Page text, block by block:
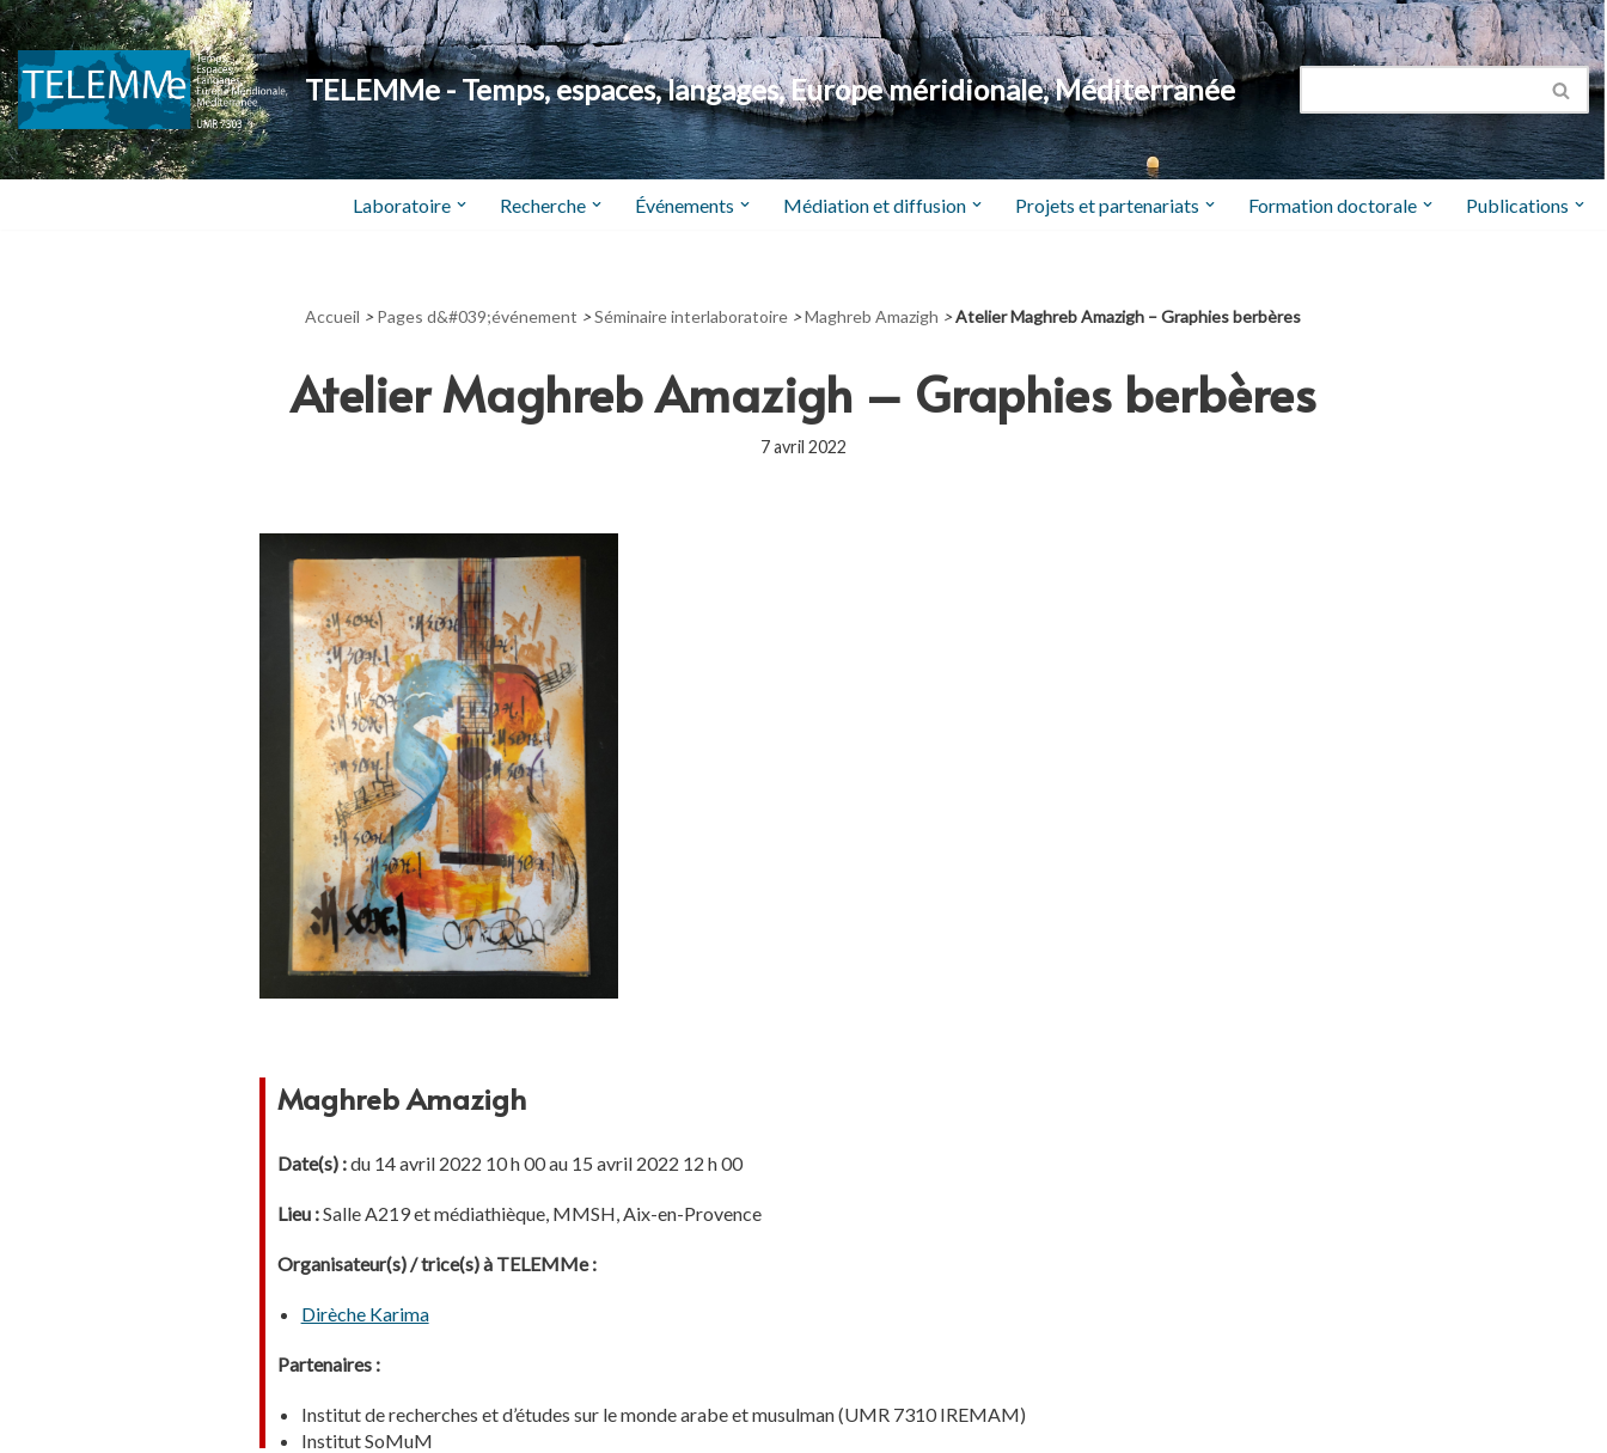
Aller
au
contenu
TELEMMe - Temps, espaces, langages, Europe méridionale, Méditerranée
Laboratoire Recherche Événements Médiation et diffusion Projets et partenariats Formation doctorale Publications
Accueil > Pages d&#039;événement >Séminaire interlaboratoire >Maghreb Amazigh >Atelier Maghreb Amazigh – Graphies berbères
Atelier Maghreb Amazigh – Graphies berbères
7 avril 2022
Maghreb Amazigh
Date(s) :du 14 avril 2022 10 h 00 au 15 avril 2022 12 h 00
Lieu :Salle A219 et médiathièque, MMSH, Aix-en-Provence
Organisateur(s) / trice(s) à TELEMMe :
Dirèche Karima
Partenaires :
Institut de recherches et d’études sur le monde arabe et musulman (UMR 7310 IREMAM)
Institut SoMuM